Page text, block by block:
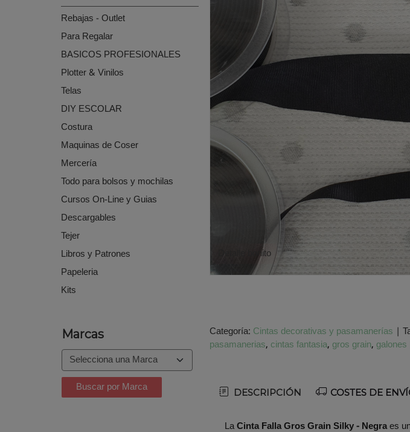
Rebajas - Outlet
Para Regalar
BASICOS PROFESIONALES
Plotter & Vinilos
Telas
DIY ESCOLAR
Costura
Maquinas de Coser
Mercería
Todo para bolsos y mochilas
Cursos On-Line y Guias
Descargables
Tejer
Libros y Patrones
Papeleria
Kits
Marcas
Detalle bonito
Categoría: Cintas decorativas y pasamanerías |
pasamanerias cintas fantasia gros grain galones
DESCRIPCIÓN COSTES DE
LaCinta Falla Gros Grain Silky - Negraes